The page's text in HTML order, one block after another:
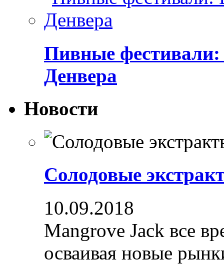
Пивные фестивали:
Денвера
Новости
Солодовые
10.09.2018
Mangrove Jack все
осваивая новые